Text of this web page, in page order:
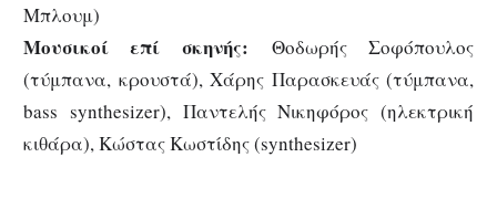
Μπλουμ)
Μουσικοί επί σκηνής: Θοδωρής Σοφόπουλος
(τύμπανα, κρουστά), Χάρης Παρασκευάς (τύμπανα,
bass synthesizer), Παντελής Νικηφόρος (ηλεκτρική
κιθάρα), Κώστας Κωστίδης (synthesizer)